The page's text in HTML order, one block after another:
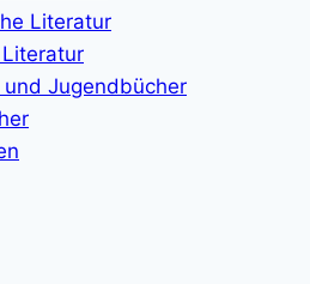
Literatur
Jugendbücher